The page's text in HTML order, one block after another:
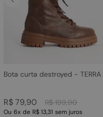
Bota curta destroyed - TERRA
R$ 199,90
R$79,90
Ou 6x de R$ 13,31 sem juros